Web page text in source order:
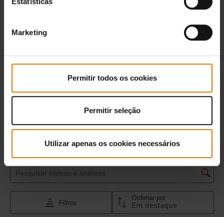
Marketing
Permitir todos os cookies
Permitir seleção
Utilizar apenas os cookies necessários